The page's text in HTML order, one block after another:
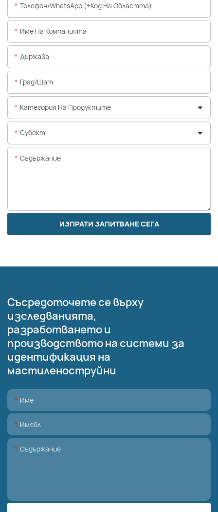
Телефон/WhatsApp (+Код На Областта)
Име На Компанията
Държава
Град/щат
Категория На Продуктите
Субект
Съдържание
ИЗПРАТИ ЗАПИТВАНЕ СЕГА
Съсредоточете се върху
изследванията,
разработването и
производството на системи за
идентификация на
мастиленоструйни
Име
Имейл
Съдържание